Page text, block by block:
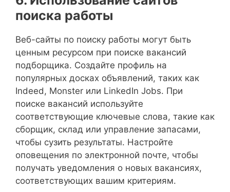
поиска работы
Веб-сайты по поиску работы могут быть
ценным ресурсом при поиске вакансий
подборщика. Создайте профиль на
популярных досках объявлений, таких как
Indeed, Monster или LinkedIn Jobs. При
поиске вакансий используйте
соответствующие ключевые слова, такие как
сборщик, склад или управление запасами,
чтобы сузить результаты. Настройте
оповещения по электронной почте, чтобы
получать уведомления о новых вакансиях,
соответствующих вашим критериям.